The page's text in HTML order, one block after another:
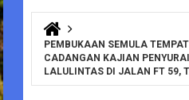
Anda di sini
PEMBUKAAN SEMULA
CADANGAN KAJIAN
LALULINTAS DI JALAN FT 59,